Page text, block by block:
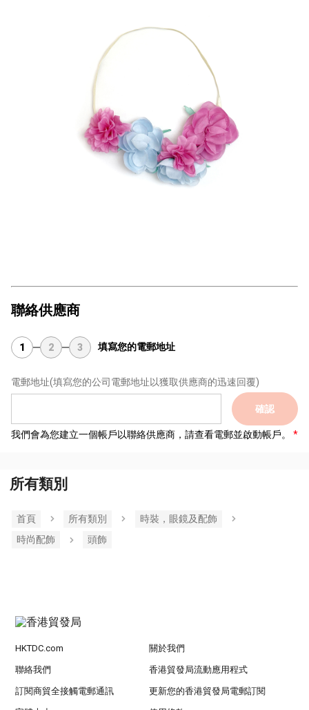
聯絡供應商
1 2 3 填寫您的電郵地址
電郵地址(填寫您的公司電郵地址以獲取供應商的迅速回覆)
確認
我們會為您建立一個帳戶以聯絡供應商，請查看電郵並啟動帳戶。
所有類別
首頁 所有類別
時裝，眼鏡及配飾
時尚配飾
頭飾
HKTDC.com 關於我們
聯絡我們 香港貿發局流動應用程式
訂閱商貿全接觸電郵通訊 更新您的香港貿發局電郵訂閱